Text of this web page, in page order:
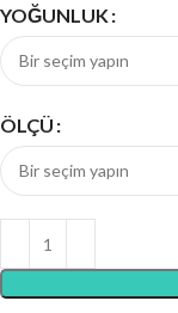
YOĞUNLUK
ÖLÇÜ